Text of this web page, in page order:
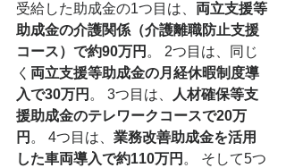
受給した助成金の1つ目は、 両立支援等
助成金の介護関係（介護離職防止支援
コース）で約90万円 。 2つ目は、同じ
く 両立支援等助成金の月経休暇制度導
入で30万円 。 3つ目は、
人材確保等支
援助成金のテレワークコースで20万
円 。 4つ目は、 業務改善助成金を活用
した車両導入で約110万円 。 そして5つ